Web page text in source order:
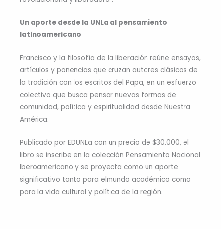
Un aporte desde la UNLa al pensamiento
latinoamericano
Francisco y la filosofía de la liberación reúne ensayos,
artículos y ponencias que cruzan autores clásicos de
la tradición con los escritos del Papa, en un esfuerzo
colectivo que busca pensar nuevas formas de
comunidad, política y espiritualidad desde Nuestra
América.
Publicado por EDUNLa con un precio de $30.000, el
libro se inscribe en la colección Pensamiento Nacional
Iberoamericano y se proyecta como un aporte
significativo tanto para elmundo académico como
para la vida cultural y política de la región.